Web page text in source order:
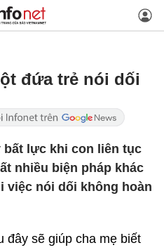
đứa trẻ nói dối
bất lực khi con liên tục
nhiều biện pháp khác
việc nói dối không hoàn
đây sẽ giúp cha mẹ biết